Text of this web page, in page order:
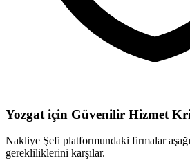
Yozgat için Güvenilir Hizmet
Nakliye Şefi platformundaki firmalar
gerekliliklerini karşılar.